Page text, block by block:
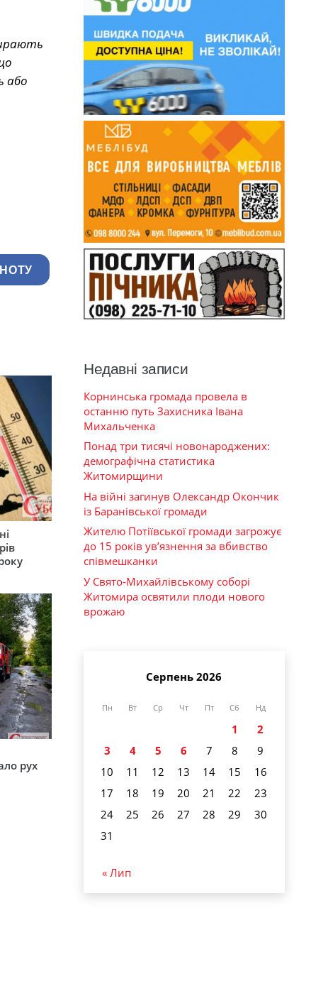
або
рух
Недавні записи
Корнинська громада провела в
останню путь Захисника Івана
Михальченка
Понад три тисячі новонароджених:
демографічна статистика
Житомирщини
На війні загинув Олександр Окончик
із Баранівської громади
Жителю Потіївської громади загрожує
до 15 років ув’язнення за вбивство
співмешканки
У Свято-Михайлівському соборі
Житомира освятили плоди нового
врожаю
Серпень 2026
Пн Вт Ср Чт Пт Сб Нд
1
2
3
4 5 6 7 8
9
10
11 12 13 14 15
16
17
18 19 20 21 22
23
24
25 26 27 28 29
30
31
« Лип